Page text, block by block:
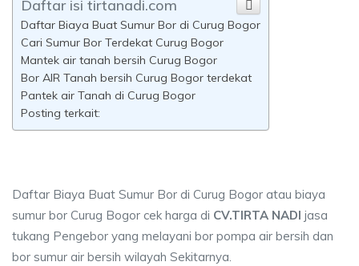
Daftar isi tirtanadi.com
Daftar Biaya Buat Sumur Bor di Curug Bogor
Cari Sumur Bor Terdekat Curug Bogor
Mantek air tanah bersih Curug Bogor
Bor AIR Tanah bersih Curug Bogor terdekat
Pantek air Tanah di Curug Bogor
Posting terkait:
Daftar Biaya Buat Sumur Bor di Curug Bogor atau biaya
sumur bor Curug Bogor cek harga di CV.TIRTA NADI jasa
tukang Pengebor yang melayani bor pompa air bersih dan
bor sumur air bersih wilayah Sekitarnya.